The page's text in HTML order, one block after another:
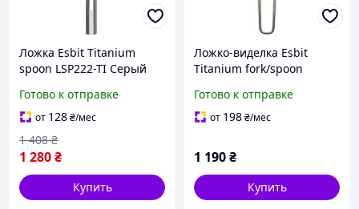
Ложка Esbit Titanium
spoon LSP222-TI Серый
Готово к отправке
от 128₴/мес
1 280₴
1 408 ₴
Купить
Ложко-виделка Esbit
Titanium fork/spoon
быстрой доставкой по
Украине
Готово к отправке
от 198₴/мес
1 190₴
Купить